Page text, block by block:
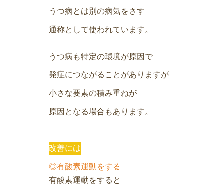
うつ病とは別の病気をさす
通称として使われています。
うつ病も特定の環境が原因で
発症につながることがありますが
小さな要素の積み重ねが
原因となる場合もあります。
改善には
◎有酸素運動をする
有酸素運動をすると